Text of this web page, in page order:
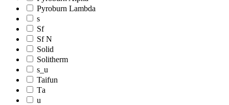
Pyroburn Lambda
s
Sf
Sf N
Solid
Solitherm
s_u
Taifun
Tа
u